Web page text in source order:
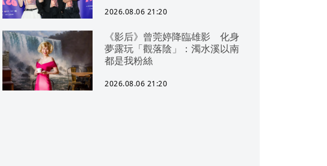
2026.08.06 21:20
《影后》曾莞婷降臨雄影 化身
夢露玩「觀落陰」：濁水溪以南
都是我粉絲
2026.08.06 21:20